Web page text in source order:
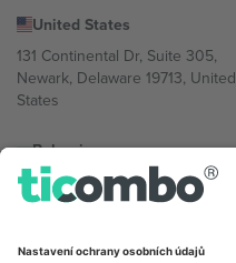
United States
131 Continental Dr, Suite 305,
Newark, Delaware 19713, United
States
Bulgaria
Regus Sofia City West, bul
Totleben 53-55, 1606 Sofia,